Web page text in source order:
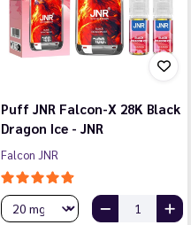
Puff JNR Falcon-X 28K Black
Dragon Ice - JNR
Falcon JNR